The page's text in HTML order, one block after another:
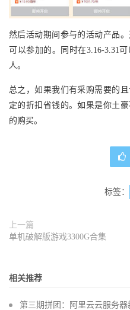
然后活动期间参与的活动产品
可以参加的。同时在3.16-3.31
人。
总之，如果我们有采购需要的
定的折扣省钱的。如果是你土
的购买。
标签：
上一篇
单机破解版游戏3300G合集
相关推荐
第三期拼团：阿里云云服务器